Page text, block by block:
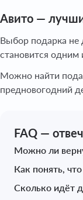
Авито —
Выбор подарка не
становится одним
Можно найти
предновогодний
FAQ —
Можно ли
Как понять,
Сколько идёт